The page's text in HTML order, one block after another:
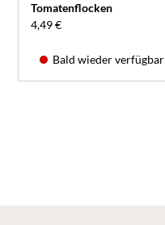
Tomatenflocken
4,49 €
Bald wieder verfügbar